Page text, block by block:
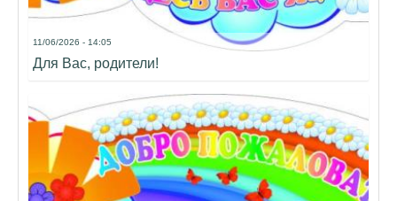
11/06/2026 - 14:05
Для Вас, родители!